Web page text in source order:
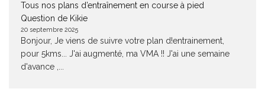
Tous nos plans d’entraînement en course à pied
Question de Kikie
20 septembre 2025
Bonjour, Je viens de suivre votre plan d!entrainement,
pour 5kms... J'ai augmenté, ma VMA !! J'ai une semaine
d'avance ,...